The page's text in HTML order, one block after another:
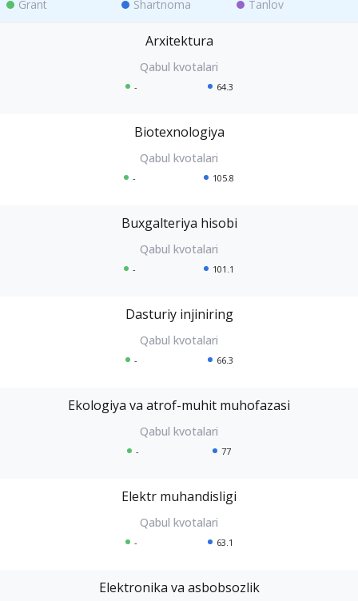
Grant Shartnoma Tanlov
Arxitektura
- 64.3
Biotexnologiya
- 105.8
Buxgalteriya hisobi
- 101.1
Dasturiy injiniring
- 66.3
Ekologiya va atrof-muhit muhofazasi
- 77
Elektr muhandisligi
- 63.1
Elektronika va asbobsozlik